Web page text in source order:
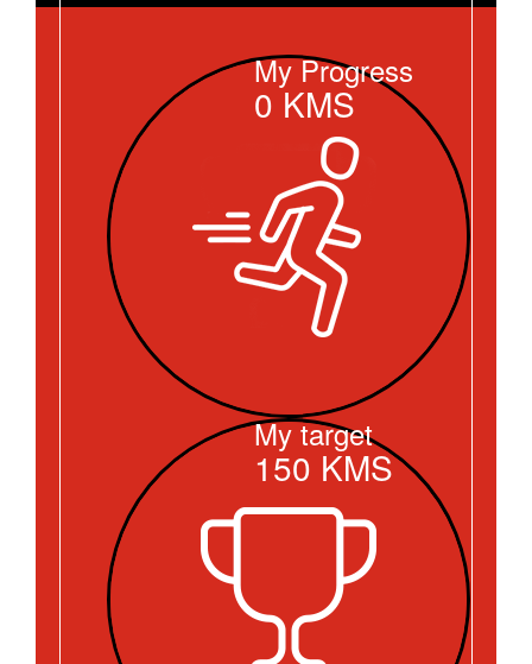
My Progress
0KMS
My target
150 KMS